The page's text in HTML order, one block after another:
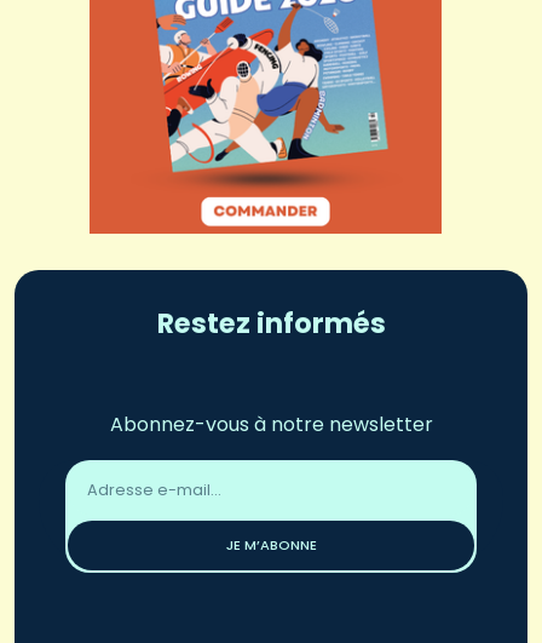
Restez informés
Abonnez-vous à notre newsletter
Adresse
email
JE M’ABONNE